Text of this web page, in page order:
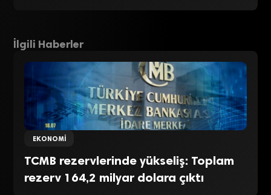
İlgili Haberler
EKONOMI
TCMB rezervlerinde yükseliş: Toplam
rezerv 164,2 milyar dolara çıktı